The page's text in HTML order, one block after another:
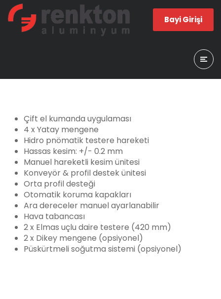
Bayi Girişi
Çift el kumanda uygulaması
4 x Yatay mengene
Hidro pnömatik testere hareketi
Hassas kesim: +/- 0.2 mm
Manuel hareketli kesim ünitesi
Konveyör & profil destek ünitesi
Orta profil desteği
Otomatik koruma kapakları
Ara dereceler manuel ayarlanabilir
Hava tabancası
2 x Elmas uçlu daire testere (420 mm)
2 x Dikey mengene (opsiyonel)
Püskürtmeli soğutma sistemi (opsiyonel)